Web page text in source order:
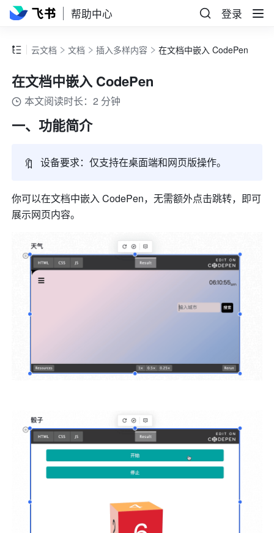
帮助中心 登录
云文档 文档 插入多样内容 在文档中嵌入 CodePen
在文档中嵌入 CodePen
本文阅读时长：2 分钟
一、功能简介
🔖 设备要求：仅支持在桌面端和网页版操作。
你可以在文档中嵌入 CodePen，无需额外点击跳转，即可
展示网页内容。